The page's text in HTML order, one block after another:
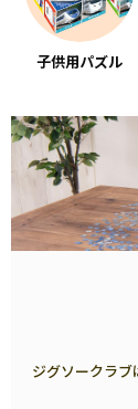
子供用パズル
ジグソークラ